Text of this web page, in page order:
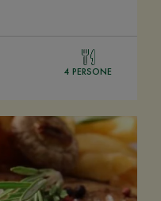
4 PERSONE